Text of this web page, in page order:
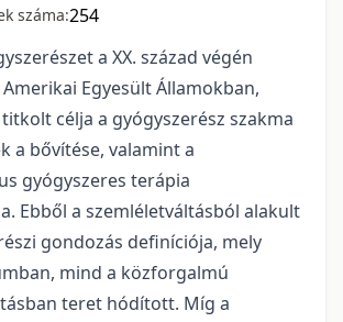
száma:254
a XX. század végén
Egyesült Államokban,
célja a gyógyszerész szakma
a bővítése, valamint a
gyógyszeres terápia
Ebből a szemléletváltásból alakult
gondozás definíciója, mely
mind a közforgalmú
teret hódított. Míg a